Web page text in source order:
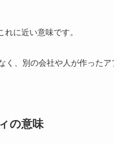
に近い意味です。
、別の会社や人が作ったア
の意味